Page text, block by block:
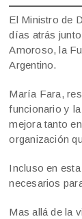
El Ministro de
días atrás
Amoroso, la
Argentino.
María Fara,
funcionario y
mejora tanto
organización
Incluso en
necesarios
Mas allá de la